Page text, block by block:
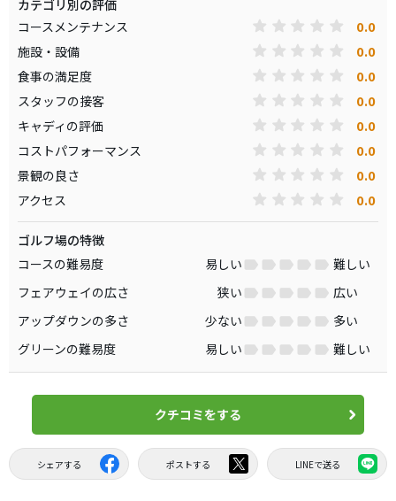
カテゴリ別の評価
コースメンテナンス
0.0
施設・設備 0.0
食事の満足度 0.0
スタッフの接客 0.0
キャディの評価 0.0
コストパフォーマンス 0.0
景観の良さ 0.0
アクセス 0.0
ゴルフ場の特徴
コースの難易度
易しい
難しい
フェアウェイの広さ
狭い
広い
アップダウンの多さ
少ない
多い
グリーンの難易度
易しい 難しい
クチコミをする
シェアする ポストする LINEで送る